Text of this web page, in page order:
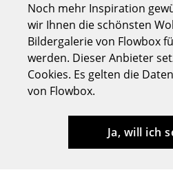
Freischwinger
Barhocker
Hocker
Noch mehr Inspiration
wir Ihnen die schönsten
Bildergalerie von Flowbox
werden. Dieser Anbieter
Cookies. Es gelten die
von Flowbox.
Ja, will ich